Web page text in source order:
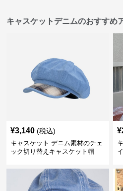
キャスケットデニムのおすすめ
¥3,140 (税込)
キャスケット デニム素材のチェ
ック切り替えキャスケット帽
¥